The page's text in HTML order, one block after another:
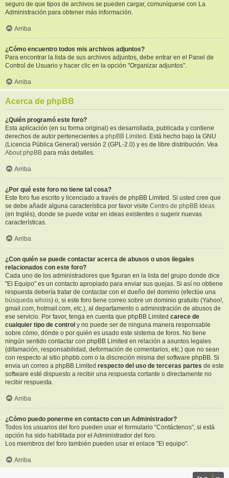
seguro de que tipos de archivos se pueden cargar, comuníquese con La
Administración para obtener más información.
Arriba
¿Cómo encuentro todos mis archivos adjuntos?
Para encontrar la lista de sus archivos adjuntos, debe entrar en el Panel de
Control de Usuario y hacer clic en la opción "Organizar adjuntos".
Arriba
Acerca de phpBB
¿Quién programó este foro?
Esta aplicación (en su forma original) es desarrollada, publicada y contiene
derechos de autor pertenecientes a phpBB Limited . Está hecho bajo la GNU
(Licencia Pública General) versión 2 (GPL-2.0) y es de libre distribución. Vea
About phpBB para más detalles.
Arriba
¿Por qué este foro no tiene tal cosa?
Este foro fue escrito y licenciado a través de phpBB Limited. Si usted cree que
se debe añadir alguna característica por favor visite Centro de phpBB Ideas
(en Inglés), donde se puede votar en ideas existentes o sugerir nuevas
características.
Arriba
¿Con quién se puede contactar acerca de abusos o usos ilegales
relacionados con este foro?
Cada uno de los administradores que figuran en la lista del grupo donde dice
"El Equipo" es un contacto apropiado para enviar sus quejas. Si así no obtiene
respuesta debería tratar de contactar con el dueño del dominio (efectúe una
búsqueda whois) o, si este foro tiene correo sobre un dominio gratuito (Yahoo!,
gmail.com, hotmail.com, etc.), al departamento o administración de abusos de
ese servicio. Por favor, tenga en cuenta que phpBB Limited carece de
cualquier tipo de control y no puede ser de ninguna manera responsable
sobre cómo, dónde o por quién es usado este sistema de foros. No tiene
ningún sentido contactar con phpBB Limited en relación a asuntos legales
(difamación, responsabilidad, deformación de comentarios, etc.) que no sean
con respecto al sitio phpbb.com o la discreción misma del software phpBB. Si
envia un correo a phpBB Limited respecto del uso de terceras partes de este
software esté dispuesto a recibir una respuesta cortante o directamente no
recibir respuesta.
Arriba
¿Cómo puedo ponerme en contacto con un Administrador?
Todos los usuarios del foro pueden usar el formulario “Contáctenos”, si está
opción ha sido habilitada por el Administrador del foro.
Los miembros del foro también pueden usar el enlace "El equipo".
Arriba